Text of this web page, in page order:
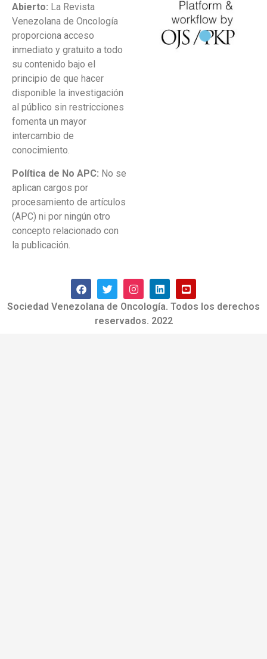
Abierto: La Revista
Venezolana de Oncología
proporciona acceso
inmediato y gratuito a todo
su contenido bajo el
principio de que hacer
disponible la investigación
al público sin restricciones
fomenta un mayor
intercambio de
conocimiento.
Política de No APC: No se
aplican cargos por
procesamiento de artículos
(APC) ni por ningún otro
concepto relacionado con
la publicación.
Sociedad Venezolana de Oncología. Todos los derechos
reservados. 2022